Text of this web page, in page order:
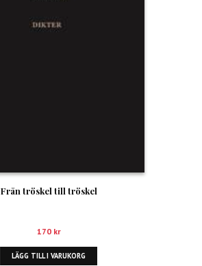
Från tröskel till tröskel
170 kr
LÄGG TILL I VARUKORG